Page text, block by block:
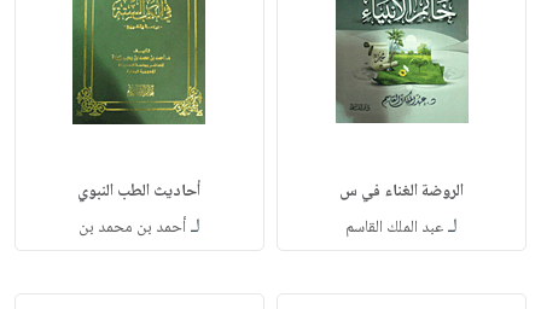
الروضة الغناء في س
لـعبد الملك القاسم
أحاديث الطب النبوي
لـأحمد بن محمد بن